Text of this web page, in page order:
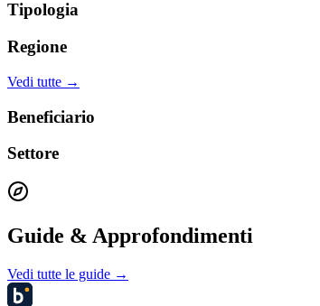
Tipologia
Regione
Vedi tutte →
Beneficiario
Settore
Guide & Approfondimenti
Vedi tutte le guide →